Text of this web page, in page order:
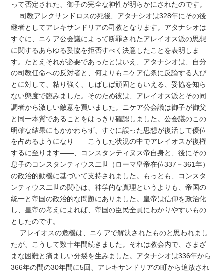
って否定された、御子の完全な神性が明らかにされたのです。
司教アレクサンドロスの死後、アタナシオは328年にその後
継者としてアレキサンドリアの司教となります。アタナシオは
すぐに、ニケア公会議によって断罪されたアレイオス派の思想
に関するあらゆる妥協を拒否すべく決意したことを表明しま
す。たとえそれが必要であったとはいえ、アタナシオは、自分
の司教任命への反対者と、何よりもニケア信条に反論する人び
とに対して、粘り強く、しばしば頑固ともいえる、妥協を知ら
ない態度で臨みました。そのため彼は、アレイオス派とその同
調者から激しい敵意を買いました。ニケア公会議は御子が御父
と同一本質であることをはっきり確認しました。公会議のこの
明確な結果にもかかわらず、すぐに誤った思想が復活して優位
を占めるようになり――こうした状況の中でアレイオスが復権
するに至ります――、コンスタンティヌス帝自身と、後にその
息子のコンスタンティウス二世（ローマ皇帝在位337－361年）
の政治的動機に基づいて支持されました。もっとも、コンスタ
ンティウス二世の関心は、神学的な真理というよりも、帝国の
統一と帝国の政治的な問題にありました。皇帝は信仰を政治化
し、皇帝の考えによれば、帝国の臣民全員にわかりやすいもの
としたのです。
アレイオスの危機は、ニケアで解決されたものと思われまし
たが、こうして数十年間続きました。それは教会内で、さまざ
まな困難と痛ましい分裂を生みました。アタナシオは336年から
366年の間の30年間に5回、アレキサンドリアの町から追放され